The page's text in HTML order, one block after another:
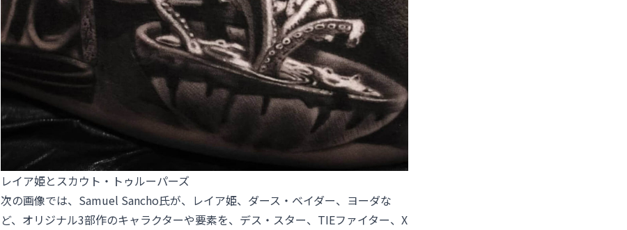
レイア姫とスカウト・トゥルーパーズ
次の画像では、Samuel Sancho氏が、レイア姫、ダース・ベイダー、ヨーダな
ど、オリジナル3部作のキャラクターや要素を、デス・スター、TIEファイター、X